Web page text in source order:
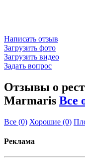
Написать отзыв
Загрузить фото
Загрузить видео
Задать вопрос
Отзывы о
Marmaris Все
Все (0) Хорошие (0)
Реклама